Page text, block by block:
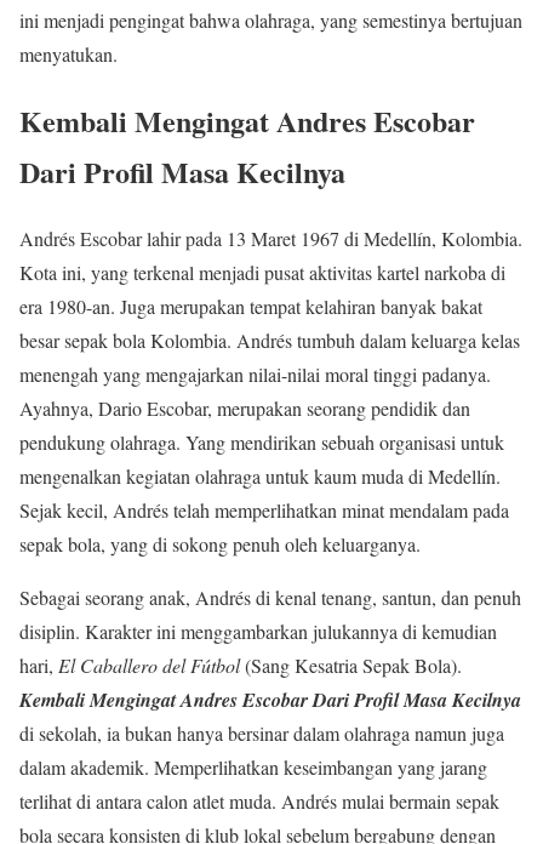
ini menjadi pengingat bahwa olahraga, yang semestinya bertujuan
menyatukan.
Kembali Mengingat Andres Escobar
Dari Profil Masa Kecilnya
Andrés Escobar lahir pada 13 Maret 1967 di Medellín, Kolombia.
Kota ini, yang terkenal menjadi pusat aktivitas kartel narkoba di
era 1980-an. Juga merupakan tempat kelahiran banyak bakat
besar sepak bola Kolombia. Andrés tumbuh dalam keluarga kelas
menengah yang mengajarkan nilai-nilai moral tinggi padanya.
Ayahnya, Dario Escobar, merupakan seorang pendidik dan
pendukung olahraga. Yang mendirikan sebuah organisasi untuk
mengenalkan kegiatan olahraga untuk kaum muda di Medellín.
Sejak kecil, Andrés telah memperlihatkan minat mendalam pada
sepak bola, yang di sokong penuh oleh keluarganya.
Sebagai seorang anak, Andrés di kenal tenang, santun, dan penuh
disiplin. Karakter ini menggambarkan julukannya di kemudian
hari, El Caballero del Fútbol(Sang Kesatria Sepak Bola).
Kembali Mengingat Andres Escobar Dari Profil Masa Kecilnya
di sekolah, ia bukan hanya bersinar dalam olahraga namun juga
dalam akademik. Memperlihatkan keseimbangan yang jarang
terlihat di antara calon atlet muda. Andrés mulai bermain sepak
bola secara konsisten di klub lokal sebelum bergabung dengan